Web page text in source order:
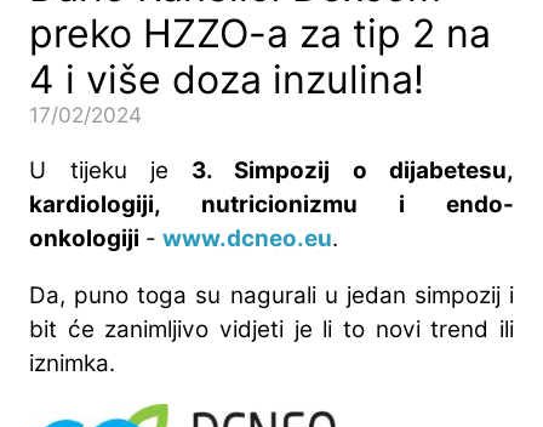
preko HZZO-a za tip 2 na
4 i više doza inzulina!
17/02/2024
U tijeku je 3. Simpozij o dijabetesu,
kardiologiji, nutricionizmu i endo-
onkologiji - www.dcneo.eu.
Da, puno toga su nagurali u jedan simpozij i
bit će zanimljivo vidjeti je li to novi trend ili
iznimka.